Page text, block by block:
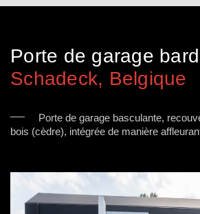
Porte de garage
Schadeck, Belgique
Porte de garage basculante,
bois (cèdre), intégrée de manière